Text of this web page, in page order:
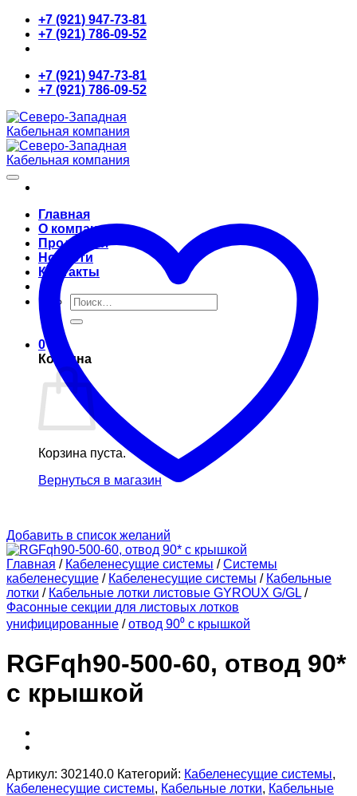
Skip
content
+7 (921) 947-73-81
+7 (921) 786-09-52
+7 (921) 947-73-81
+7 (921) 786-09-52
Главная
О компании
Продукция
Новости
Контакты
Искать:
0
Корзина
Корзина пуста.
Вернуться в магазин
Добавить в список желаний
Главная / Кабеленесущие системы / Системы
кабеленесущие / Кабеленесущие системы / Кабельные
лотки / Кабельные лотки листовые GYROUX G/GL /
Фасонные секции для листовых лотков
унифицированные / отвод 90⁰ с крышкой
RGFqh90-500-60, отвод 90*
с крышкой
Артикул: 302140.0 Категорий: Кабеленесущие системы,
Кабеленесущие системы, Кабельные лотки, Кабельные